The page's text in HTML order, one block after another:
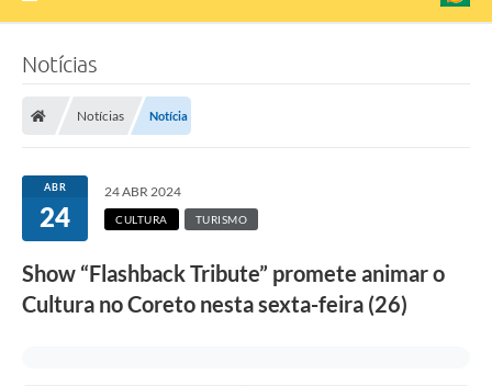
Notícias
Notícias Notícia
ABR
24
24 ABR 2024
CULTURA TURISMO
Show “Flashback Tribute” promete animar o
Cultura no Coreto nesta sexta-feira (26)